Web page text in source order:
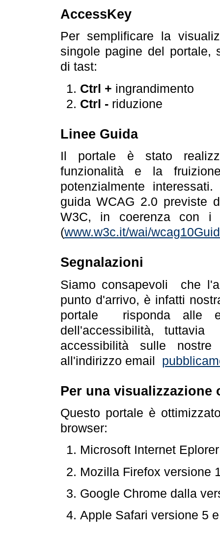
AccessKey
Per semplificare la
singole pagine del portale,
di tast:
Ctrl + ingrandimento
Ctrl -riduzione
Linee Guida
Il portale è stato
funzionalità e la
potenzialmente
guida WCAG 2.0 previste
W3C, in coerenza con i
(www.w3c.it/wai/
Segnalazioni
Siamo consapevoli che
punto d'arrivo, è infatti
portale risponda alle
dell'accessibilità,
accessibilità sulle
all'indirizzo email
Per una visualizzazione
Questo portale è
browser:
Microsoft Internet
Mozilla Firefox versione
Google Chrome dalla
Apple Safari versione 5